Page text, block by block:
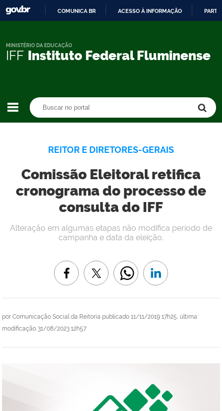
CONTEÚDO
COMUNICA BR ACESSO À INFORMAÇÃO
IFF Instituto Federal Fluminense
MINISTÉRIO DA EDUCAÇÃO
REITOR E DIRETORES-GERAIS
Comissão Eleitoral retifica
cronograma do processo de
consulta do IFF
por Comunicação Social da Reitoria publicado 11/11/2019 17h25, última
modificação 31/08/2023 12h57
Alteração em algumas etapas não modifica período de
campanha e data da eleição.